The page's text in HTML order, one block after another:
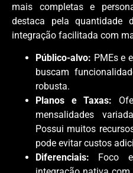
mais completas e
destaca pela quantidade
integração facilitada com
Público-alvo: PMEs e
buscam
robusta.
Planos e Taxas:
mensalidades
Possui muitos
pode evitar custos
Diferenciais: Foco